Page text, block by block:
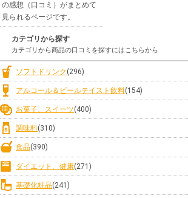
の感想（口コミ）がまとめて
見られるページです。
カテゴリから探す
カテゴリから商品の口コミを探すにはこちらから
ソフトドリンク (296)
アルコール＆ビールテイスト飲料(154)
お菓子、スイーツ(400)
調味料(310)
食品(390)
ダイエット、健康(271)
基礎化粧品(241)